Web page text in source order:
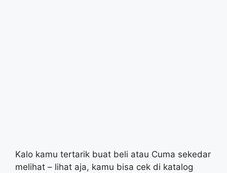
Kalo kamu tertarik buat beli atau Cuma sekedar
melihat – lihat aja, kamu bisa cek di katalog